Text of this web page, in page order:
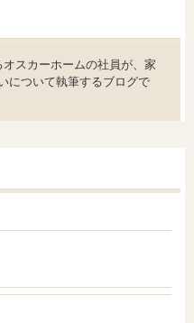
スカーホームの社員が、家
について執筆するブログで